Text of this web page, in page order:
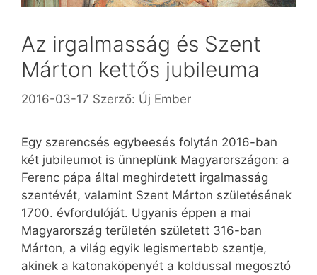
Az irgalmasság és Szent
Márton kettős jubileuma
2016-03-17 Szerző: Új Ember
Egy szerencsés egybeesés folytán 2016-ban
két jubileumot is ünneplünk Magyarországon: a
Ferenc pápa által meghirdetett irgalmasság
szentévét, valamint Szent Márton születésének
1700. évfordulóját. Ugyanis éppen a mai
Magyarország területén született 316-ban
Márton, a világ egyik legismertebb szentje,
akinek a katonaköpenyét a koldussal megosztó